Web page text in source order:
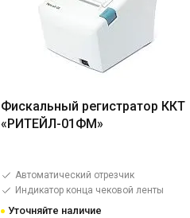
Фискальный регистратор ККТ
«РИТЕЙЛ-01ФМ»
Автоматический отрезчик
Индикатор конца чековой ленты
Уточняйте наличие